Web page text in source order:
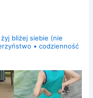
żyj bliżej siebie (nie
• codzienność